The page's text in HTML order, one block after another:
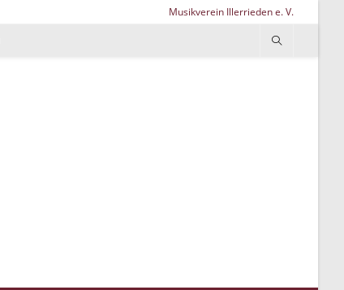
Musikverein Illerrieden e. V.